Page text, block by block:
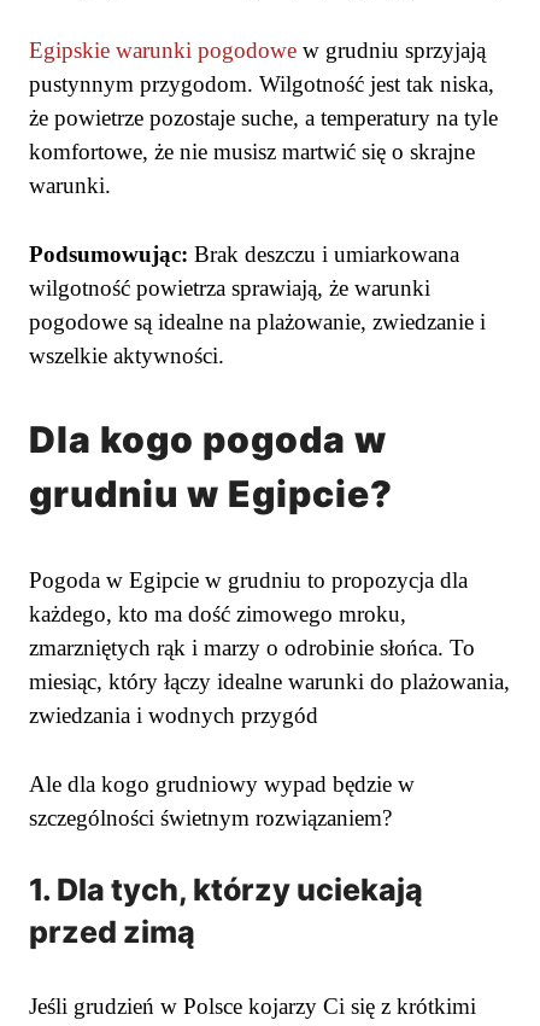
Egipskie warunki pogodowe w grudniu sprzyjają
pustynnym przygodom. Wilgotność jest tak niska,
że powietrze pozostaje suche, a temperatury na tyle
komfortowe, że nie musisz martwić się o skrajne
warunki.
Podsumowując: Brak deszczu i umiarkowana
wilgotność powietrza sprawiają, że warunki
pogodowe są idealne na plażowanie, zwiedzanie i
wszelkie aktywności.
Dla kogo pogoda w
grudniu w Egipcie?
Pogoda w Egipcie w grudniu to propozycja dla
każdego, kto ma dość zimowego mroku,
zmarzniętych rąk i marzy o odrobinie słońca. To
miesiąc, który łączy idealne warunki do plażowania,
zwiedzania i wodnych przygód
Ale dla kogo grudniowy wypad będzie w
szczególności świetnym rozwiązaniem?
1. Dla tych, którzy uciekają
przed zimą
Jeśli grudzień w Polsce kojarzy Ci się z krótkimi